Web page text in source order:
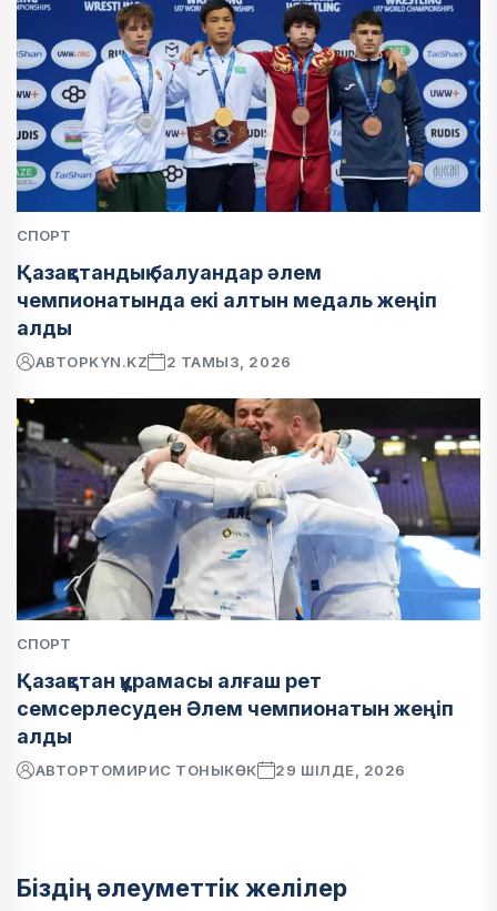
СПОРТ
Қазақстандық балуандар әлем
чемпионатында екі алтын медаль жеңіп
алды
АВТОРKYN.KZ 2 ТАМЫЗ, 2026
СПОРТ
Қазақстан құрамасы алғаш рет
семсерлесуден Әлем чемпионатын жеңіп
алды
АВТОРТОМИРИС ТОНЫКӨК 29 ШІЛДЕ, 2026
Біздің әлеуметтік желілер